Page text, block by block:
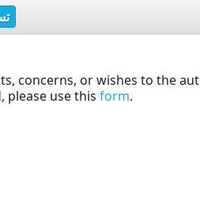
concerns, or wishes to the
use this form.